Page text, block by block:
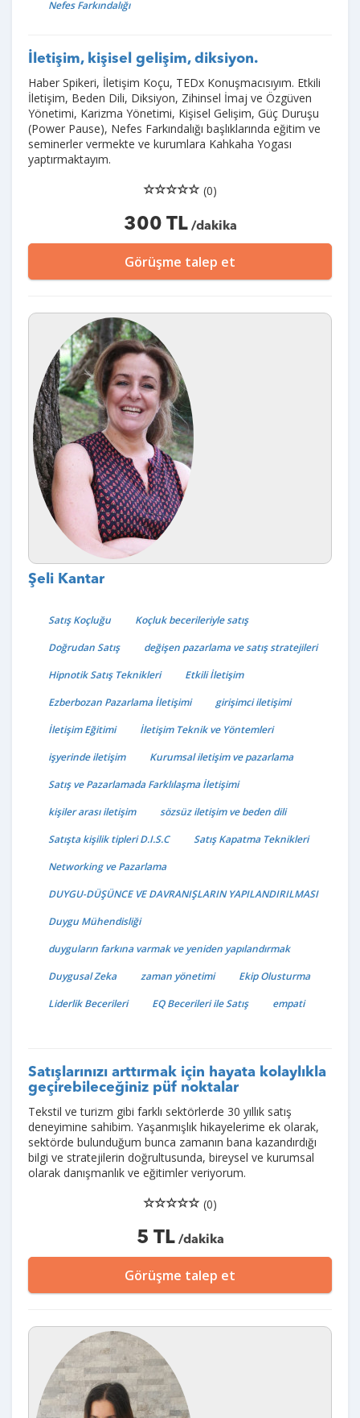
Nefes Farkındalığı
İletişim, kişisel gelişim, diksiyon.
Haber Spikeri, İletişim Koçu, TEDx Konuşmacısıyım. Etkili
İletişim, Beden Dili, Diksiyon, Zihinsel İmaj ve Özgüven
Yönetimi, Karizma Yönetimi, Kişisel Gelişim, Güç Duruşu
(Power Pause), Nefes Farkındalığı başlıklarında eğitim ve
seminerler vermekte ve kurumlara Kahkaha Yogası
yaptırmaktayım.
(0)
300 TL/dakika
Görüşme talep et
Şeli Kantar
Satış Koçluğu
Koçluk becerileriyle satış
Doğrudan Satış
değişen pazarlama ve satış stratejileri
Hipnotik Satış Teknikleri
Etkili İletişim
Ezberbozan Pazarlama İletişimi
girişimci iletişimi
İletişim Eğitimi
İletişim Teknik ve Yöntemleri
işyerinde iletişim
Kurumsal iletişim ve pazarlama
Satış ve Pazarlamada Farklılaşma İletişimi
kişiler arası iletişim
sözsüz iletişim ve beden dili
Satışta kişilik tipleri D.I.S.C
Satış Kapatma Teknikleri
Networking ve Pazarlama
DUYGU-DÜŞÜNCE VE DAVRANIŞLARIN YAPILANDIRILMASI
Duygu Mühendisliği
duyguların farkına varmak ve yeniden yapılandırmak
Duygusal Zeka
zaman yönetimi
Ekip Olusturma
Liderlik Becerileri
EQ Becerileri ile Satış empati
Satışlarınızı arttırmak için hayata kolaylıkla
geçirebileceğiniz püf noktalar
Tekstil ve turizm gibi farklı sektörlerde 30 yıllık satış
deneyimine sahibim. Yaşanmışlık hikayelerime ek olarak,
sektörde bulunduğum bunca zamanın bana kazandırdığı
bilgi ve stratejilerin doğrultusunda, bireysel ve kurumsal
olarak danışmanlık ve eğitimler veriyorum.
(0)
5 TL/dakika
Görüşme talep et